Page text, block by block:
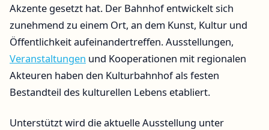
Akzente gesetzt hat. Der Bahnhof entwickelt sich
zunehmend zu einem Ort, an dem Kunst, Kultur und
Öffentlichkeit aufeinandertreffen. Ausstellungen,
Veranstaltungen und Kooperationen mit regionalen
Akteuren haben den Kulturbahnhof als festen
Bestandteil des kulturellen Lebens etabliert.
Unterstützt wird die aktuelle Ausstellung unter